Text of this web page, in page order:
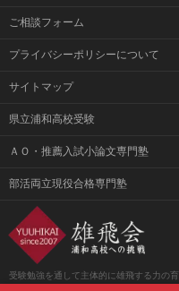
ご相談フォーム
プライバシーポリシーについて
サイトマップ
県立浦和高校受験
ＡＯ・推薦入試小論文専門塾
部活両立現役合格専門塾
受験勉強を通して主体的に雄飛する力の